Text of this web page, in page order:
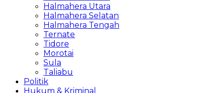
Halmahera Utara
Halmahera Selatan
Halmahera Tengah
Ternate
Tidore
Morotai
Sula
Taliabu
Politik
Hukum & Kriminal